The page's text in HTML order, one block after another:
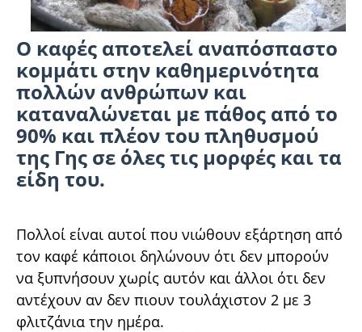
Ο καφές αποτελεί αναπόσπαστο
κομμάτι στην καθημερινότητα
πολλών ανθρώπων και
καταναλώνεται με πάθος από το
90% και πλέον του πληθυσμού
της Γης σε όλες τις μορφές και τα
είδη του.
Πολλοί είναι αυτοί που νιώθουν εξάρτηση από
τον καφέ κάποιοι δηλώνουν ότι δεν μπορούν
να ξυπνήσουν χωρίς αυτόν και άλλοι ότι δεν
αντέχουν αν δεν πιουν τουλάχιστον 2 με 3
φλιτζάνια την ημέρα.